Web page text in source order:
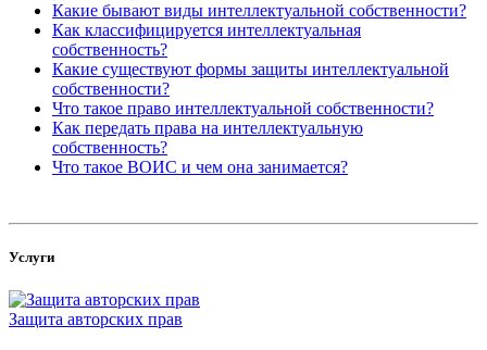
Какие бывают виды интеллектуальной собственности?
Как классифицируется интеллектуальная
собственность?
Какие существуют формы защиты интеллектуальной
собственности?
Что такое право интеллектуальной собственности?
Как передать права на интеллектуальную
собственность?
Что такое ВОИС и чем она занимается?
Услуги
Защита авторских прав